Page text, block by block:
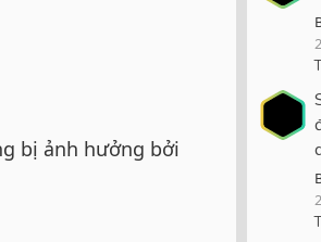
bị ảnh hưởng bởi